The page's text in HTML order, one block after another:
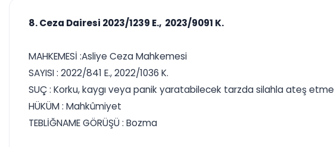
8. Ceza Dairesi 2023/1239 E., 2023/9091 K.
MAHKEMESİ :Asliye Ceza Mahkemesi
SAYISI : 2022/841 E., 2022/1036 K.
SUÇ : Korku, kaygı veya panik yaratabilecek tarzda silahla ateş etme
HÜKÜM : Mahkûmiyet
TEBLİĞNAME GÖRÜŞÜ : Bozma